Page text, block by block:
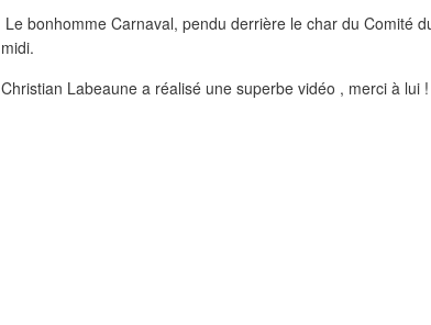
Le bonhomme Carnaval, pendu derrière le char du Comité
midi.
Christian Labeaune a réalisé une superbe vidéo , merci à lui !